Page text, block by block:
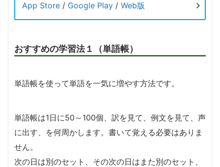
App Store / Google Play / Web版
おすすめの学習法１（単語帳）
単語帳を使って単語を一気に増やす方法です。
単語帳は1日に50～100個、訳を見て、例文を見て、声
に出す、を何周かします。書いて覚える必要はありま
せん。
次の日は別のセット、その次の日はまた別のセット、